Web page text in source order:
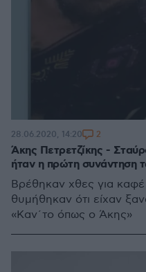
Άκης Πετρετζίκης -
ήταν η πρώτη συνάντηση
Bρέθηκαν χθες για
θυμήθηκαν ότι είχαν
«Καν΄το όπως ο Άκης»
28.06.2020, 14:20 2